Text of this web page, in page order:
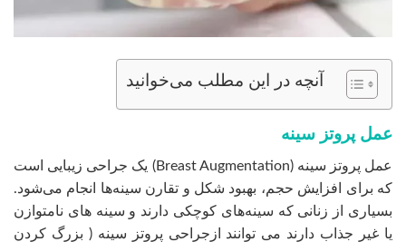
آنچه در این مطلب می‌خوانید
عمل پروتز سینه
عمل پروتز سینه (Breast Augmentation) یک جراحی زیبایی است
که برای افزایش حجم، بهبود شکل و تقارن سینه‌ها انجام می‌شود.
بسیاری از زنانی که سینه‌های کوچکی دارند و سینه های نامتوازن
یا غیر جذاب دارند می توانند ازجراحی پروتز سینه ( بزرگ کردن